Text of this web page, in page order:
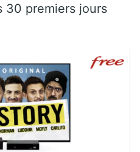
30 premiers jours